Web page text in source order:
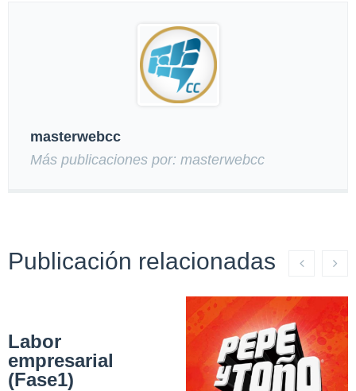
masterwebcc
Más publicaciones por: masterwebcc
Publicación relacionadas
Labor
empresarial
(Fase1)